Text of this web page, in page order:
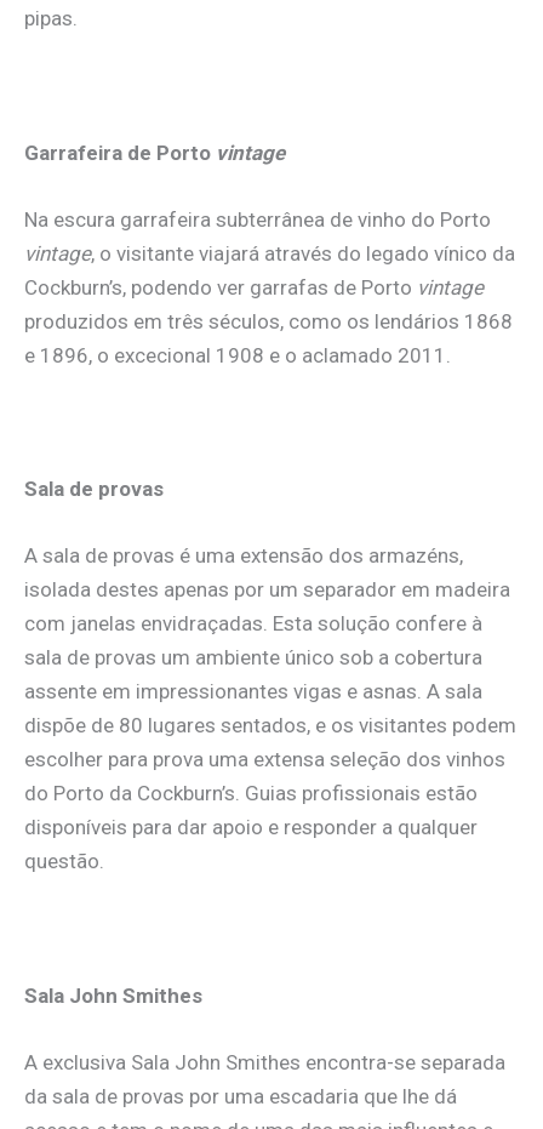
pipas.
Garrafeira de Porto vintage
Na escura garrafeira subterrânea de vinho do Porto
vintage, o visitante viajará através do legado vínico da
Cockburn’s, podendo ver garrafas de Porto vintage
produzidos em três séculos, como os lendários 1868
e 1896, o excecional 1908 e o aclamado 2011.
Sala de provas
A sala de provas é uma extensão dos armazéns,
isolada destes apenas por um separador em madeira
com janelas envidraçadas. Esta solução confere à
sala de provas um ambiente único sob a cobertura
assente em impressionantes vigas e asnas. A sala
dispõe de 80 lugares sentados, e os visitantes podem
escolher para prova uma extensa seleção dos vinhos
do Porto da Cockburn’s. Guias profissionais estão
disponíveis para dar apoio e responder a qualquer
questão.
Sala John Smithes
A exclusiva Sala John Smithes encontra-se separada
da sala de provas por uma escadaria que lhe dá